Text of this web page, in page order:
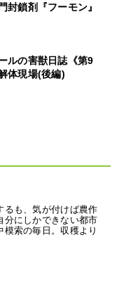
封鎖剤『フーモン』
ルの害獣日誌《第9
体現場(後編)
るも、気が付けば農作
分にしかできない都市
索の毎日。収穫より